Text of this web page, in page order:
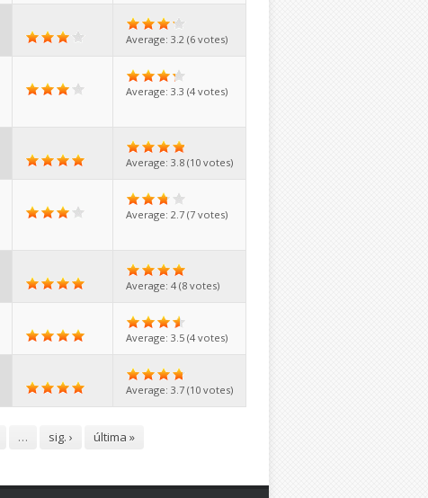
Average: 3.2 (6 votes)
Average: 3.3 (4 votes)
Average: 3.8 (10 votes)
Average: 2.7 (7 votes)
Average: 4 (8 votes)
Average: 3.5 (4 votes)
Average: 3.7 (10 votes)
… sig. › última »